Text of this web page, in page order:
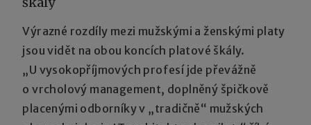
Výrazné rozdíly mezi mužskými a ženskými platy
jsou vidět na obou koncích platové škály.
„U vysokopříjmových profesí jde převážně
o vrcholový management, doplněný špičkově
placenými odborníky v „tradičně“ mužských